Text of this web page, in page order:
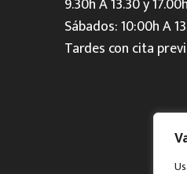
Sábados: 10:00h A
Tardes con cita